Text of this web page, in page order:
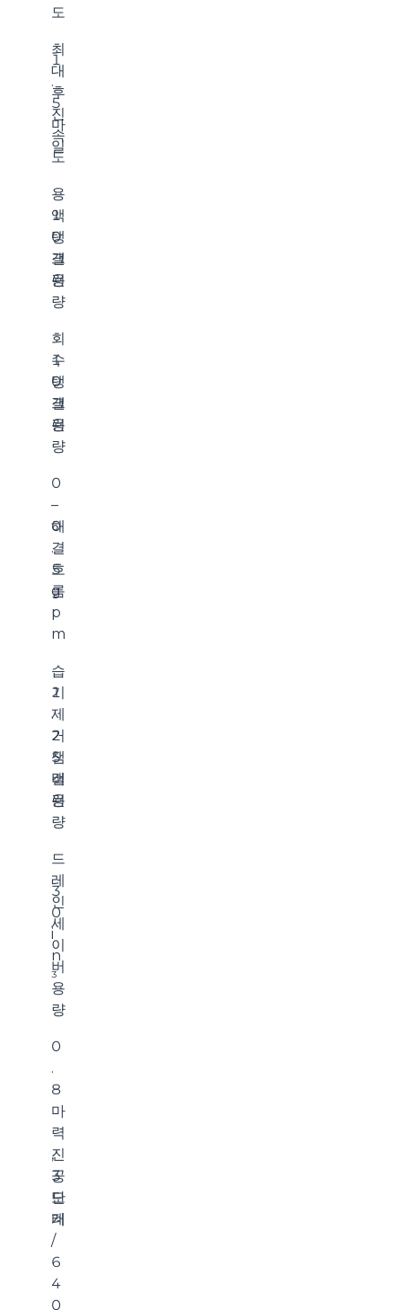
도
최
대
후
진
속
도
1
.
5
마
일
용
액
탱
크
용
량
1
0
갤
런
회
수
탱
크
용
량
1
0
갤
런
해
결
흐
름
0
–
0
.
5
g
p
m
습
기
제
거
챔
버
용
량
1
.
2
5
갤
런
드
레
인
세
이
버
용
량
3
0
i
n
³
진
공
모
터
0
.
8
마
력
,
3
단
계
/
6
4
0